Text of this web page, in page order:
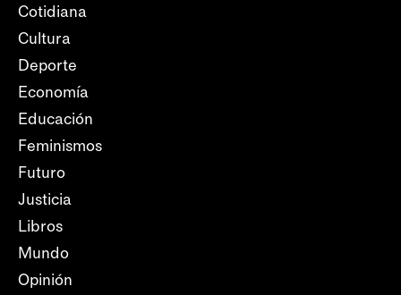
Cotidiana
Cultura
Deporte
Economía
Educación
Feminismos
Futuro
Justicia
Libros
Mundo
Opinión